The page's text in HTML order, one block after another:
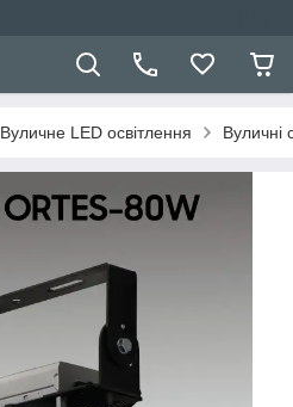
Вуличне LED освітлення Вуличні